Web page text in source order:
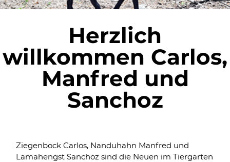
Herzlich
willkommen Carlos,
Manfred und
Sanchoz
Ziegenbock Carlos, Nanduhahn Manfred und
Lamahengst Sanchoz sind die Neuen im Tiergarten